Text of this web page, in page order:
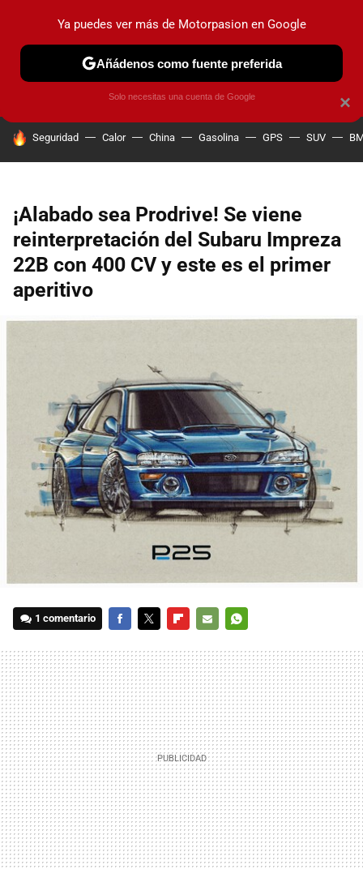
PRUEBAS COCHES ELÉCTRICOS OBSERVATORIO
HOY SE HABLA DE
Seguridad Calor China Gasolina GPS SUV
¡Alabado sea Prodrive! Se viene
reinterpretación del Subaru Impreza
22B con 400 CV y este es el primer
aperitivo
1 comentario
MAIL
×
Ya puedes ver más de Motorpasion en Google
Añádenos como fuente preferida
Solo necesitas una cuenta de Google